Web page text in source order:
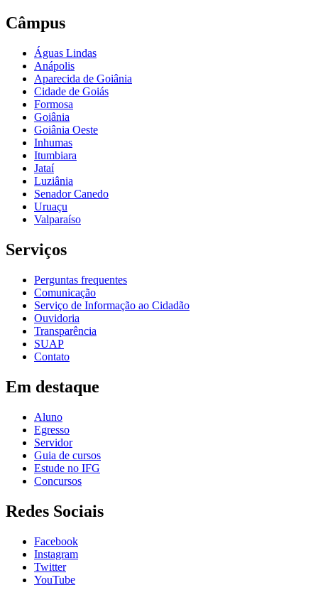
Câmpus
Águas Lindas
Anápolis
Aparecida de Goiânia
Cidade de Goiás
Formosa
Goiânia
Goiânia Oeste
Inhumas
Itumbiara
Jataí
Luziânia
Senador Canedo
Uruaçu
Valparaíso
Serviços
Perguntas frequentes
Comunicação
Serviço de Informação ao Cidadão
Ouvidoria
Transparência
SUAP
Contato
Em destaque
Aluno
Egresso
Servidor
Guia de cursos
Estude no IFG
Concursos
Redes Sociais
Facebook
Instagram
Twitter
YouTube